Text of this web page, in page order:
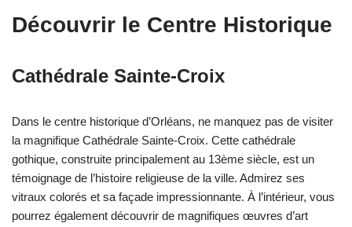
Découvrir le Centre Historique
Cathédrale Sainte-Croix
Dans le centre historique d’Orléans, ne manquez pas de visiter
la magnifique Cathédrale Sainte-Croix. Cette cathédrale
gothique, construite principalement au 13ème siècle, est un
témoignage de l’histoire religieuse de la ville. Admirez ses
vitraux colorés et sa façade impressionnante. À l’intérieur, vous
pourrez également découvrir de magnifiques œuvres d’art